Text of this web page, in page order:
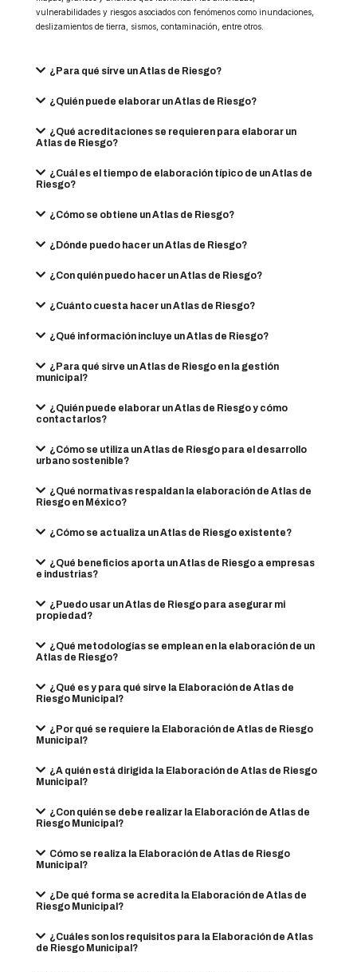
vulnerabilidades y riesgos asociados con fenómenos como inundaciones,
deslizamientos de tierra, sismos, contaminación, entre otros.
¿Para qué sirve un Atlas de Riesgo?
¿Quién puede elaborar un Atlas de Riesgo?
¿Qué acreditaciones se requieren para elaborar un
Atlas de Riesgo?
¿Cuál es el tiempo de elaboración típico de un Atlas de
Riesgo?
¿Cómo se obtiene un Atlas de Riesgo?
¿Dónde puedo hacer un Atlas de Riesgo?
¿Con quién puedo hacer un Atlas de Riesgo?
¿Cuánto cuesta hacer un Atlas de Riesgo?
¿Qué información incluye un Atlas de Riesgo?
¿Para qué sirve un Atlas de Riesgo en la gestión
municipal?
¿Quién puede elaborar un Atlas de Riesgo y cómo
contactarlos?
¿Cómo se utiliza un Atlas de Riesgo para el desarrollo
urbano sostenible?
¿Qué normativas respaldan la elaboración de Atlas de
Riesgo en México?
¿Cómo se actualiza un Atlas de Riesgo existente?
¿Qué beneficios aporta un Atlas de Riesgo a empresas
e industrias?
¿Puedo usar un Atlas de Riesgo para asegurar mi
propiedad?
¿Qué metodologías se emplean en la elaboración de un
Atlas de Riesgo?
¿Qué es y para qué sirve la Elaboración de Atlas de
Riesgo Municipal?
¿Por qué se requiere la Elaboración de Atlas de Riesgo
Municipal?
¿A quién está dirigida la Elaboración de Atlas de Riesgo
Municipal?
¿Con quién se debe realizar la Elaboración de Atlas de
Riesgo Municipal?
Cómo se realiza la Elaboración de Atlas de Riesgo
Municipal?
¿De qué forma se acredita la Elaboración de Atlas de
Riesgo Municipal?
¿Cuáles son los requisitos para la Elaboración de Atlas
de Riesgo Municipal?